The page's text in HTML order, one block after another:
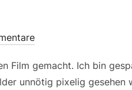
Film gemacht. Ich bin
unnötig pixelig gesehen